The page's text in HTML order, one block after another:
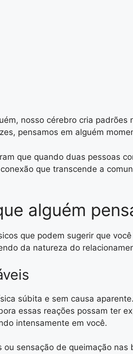
nosso cérebro cria
pensamos em alguém
que quando duas pessoas
que transcende a
alguém
que podem sugerir que
da natureza do
súbita e sem causa
essas reações possam ter
intensamente em você.
sensação de queimação